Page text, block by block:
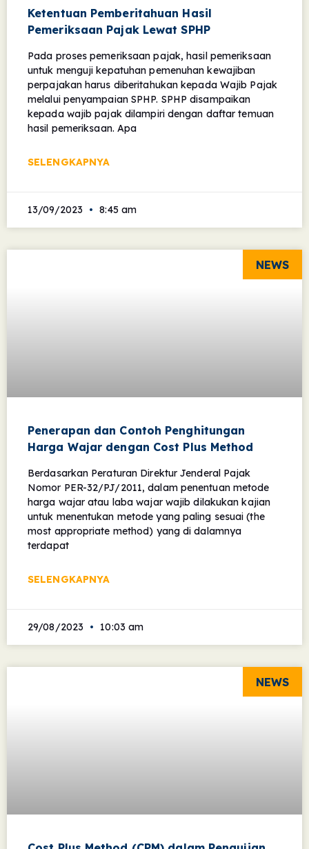
Ketentuan Pemberitahuan Hasil
Pemeriksaan Pajak Lewat SPHP
Pada proses pemeriksaan pajak, hasil pemeriksaan
untuk menguji kepatuhan pemenuhan kewajiban
perpajakan harus diberitahukan kepada Wajib Pajak
melalui penyampaian SPHP. SPHP disampaikan
kepada wajib pajak dilampiri dengan daftar temuan
hasil pemeriksaan. Apa
SELENGKAPNYA
13/09/2023 8:45 am
NEWS
Penerapan dan Contoh Penghitungan
Harga Wajar dengan Cost Plus Method
Berdasarkan Peraturan Direktur Jenderal Pajak
Nomor PER-32/PJ/2011, dalam penentuan metode
harga wajar atau laba wajar wajib dilakukan kajian
untuk menentukan metode yang paling sesuai (the
most appropriate method) yang di dalamnya
terdapat
SELENGKAPNYA
29/08/2023 10:03 am
NEWS